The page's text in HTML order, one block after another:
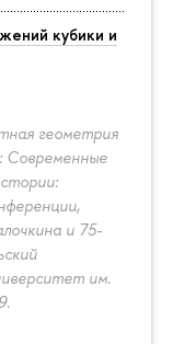
кубики и
геометрия
Современные
и 75-
им.